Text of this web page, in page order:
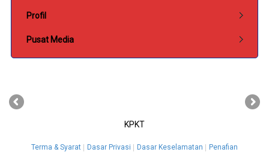
Profil
Pusat Media
KPKT
‹ ›
Terma & Syarat Dasar Privasi Dasar Keselamatan Penafian